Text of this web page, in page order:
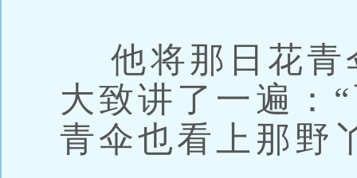
他将那日花青
大致讲了一遍：
青伞也看上那野